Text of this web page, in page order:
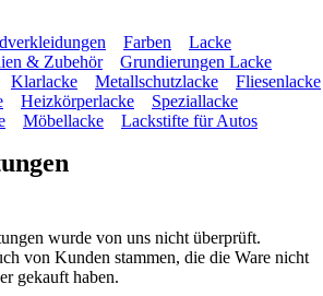
Farben
Lacke
& Zubehör
Grundierungen Lacke
Klarlacke Metallschutzlacke
Fliesenlacke
Heizkörperlacke
Speziallacke
Möbellacke Lackstifte für Autos
wurde von uns nicht überprüft.
von Kunden stammen, die die Ware nicht
gekauft haben.